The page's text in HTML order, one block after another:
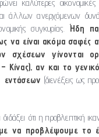
καλύτερες
άλλων ανερχόμενων
συγκυρίας. Ήδη
να είναι ακόμα σαφές
σχέσεων γίνονται
αν και το
εντάσεων (διενέξεις ως
ότι η προβλεπτική
να προβλέψουμε το